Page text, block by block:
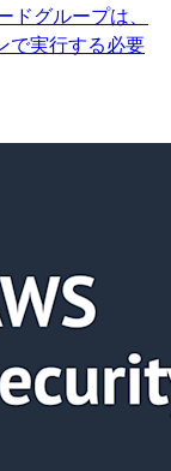
ドグループは、
で実行する必要